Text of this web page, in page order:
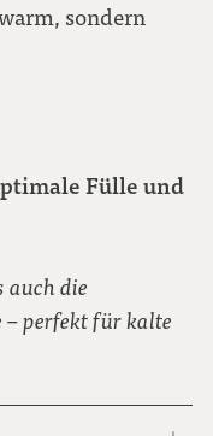
sondern
Fülle und
auch die
perfekt für kalte